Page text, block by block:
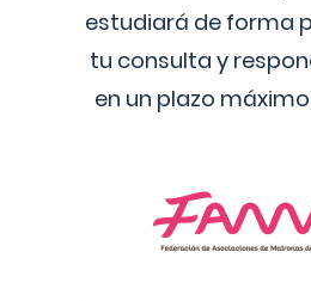
estudiará de forma
tu consulta y
en un plazo